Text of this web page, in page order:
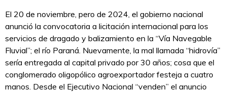
El 20 de noviembre, pero de 2024, el gobierno nacional
anunció la convocatoria a licitación internacional para los
servicios de dragado y balizamiento en la “Vía Navegable
Fluvial”; el río Paraná. Nuevamente, la mal llamada “hidrovía”
sería entregada al capital privado por 30 años; cosa que el
conglomerado oligopólico agroexportador festeja a cuatro
manos. Desde el Ejecutivo Nacional “venden” el anuncio